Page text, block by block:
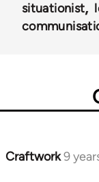
situationist
Craftwork9
In